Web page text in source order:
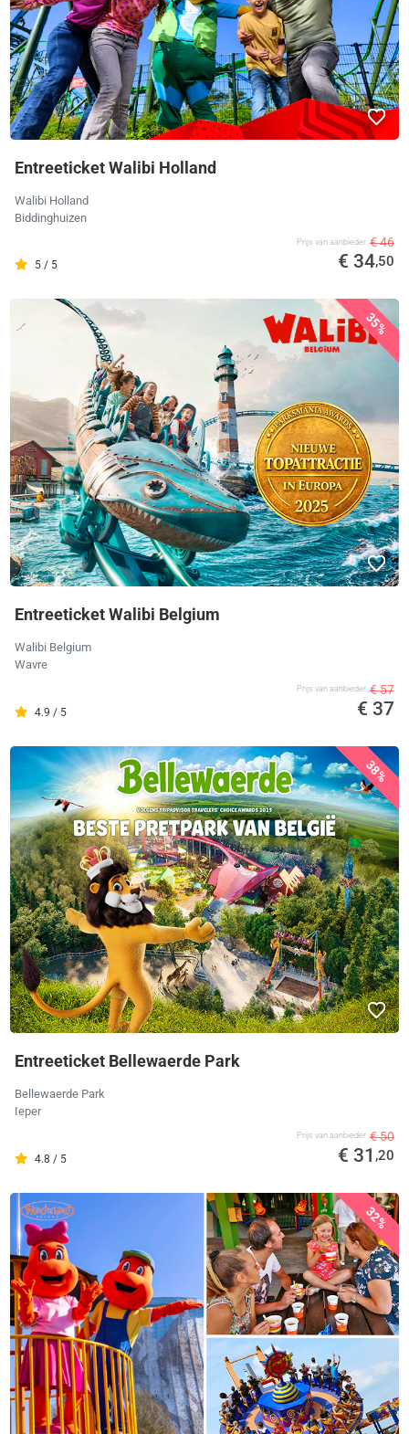
Entreeticket Walibi Holland
Walibi Holland
Biddinghuizen
5 / 5
Prijs van aanbieder € 46
€ 34,50
35%
Entreeticket Walibi Belgium
Walibi Belgium
Wavre
4.9 / 5
Prijs van aanbieder € 57
€ 37
38%
Entreeticket Bellewaerde Park
Bellewaerde Park
Ieper
4.8 / 5
Prijs van aanbieder € 50
€ 31 ,20
32%